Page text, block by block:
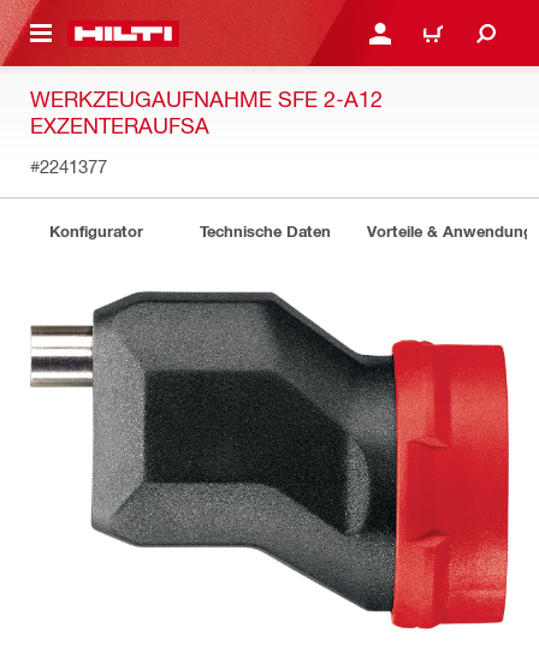
ANMELDEN ODER
WARENKORB
WERKZEUGAUFNAHME SFE 2-A12
EXZENTERAUFSA
#2241377
Konfigurator Technische Daten Vorteile &